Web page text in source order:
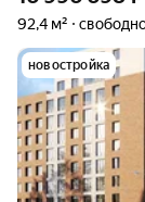
92,4 м²
новостройка